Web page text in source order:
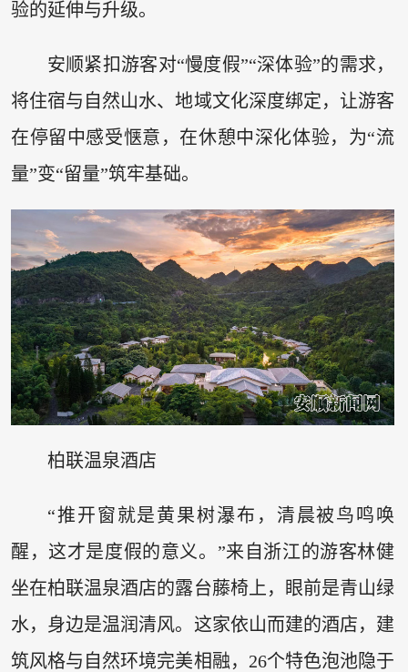
验的延伸与升级。
安顺紧扣游客对“慢度假”“深体验”的需求，
将住宿与自然山水、地域文化深度绑定，让游客
在停留中感受惬意，在休憩中深化体验，为“流
量”变“留量”筑牢基础。
柏联温泉酒店
“推开窗就是黄果树瀑布，清晨被鸟鸣唤
醒，这才是度假的意义。”来自浙江的游客林健
坐在柏联温泉酒店的露台藤椅上，眼前是青山绿
水，身边是温润清风。这家依山而建的酒店，建
筑风格与自然环境完美相融，26个特色泡池隐于